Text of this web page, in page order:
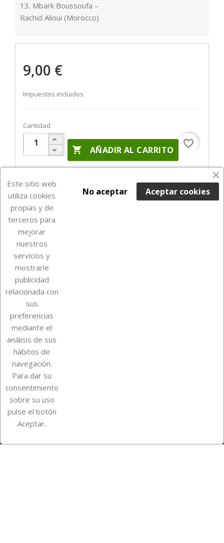
13. Mbark Boussoufa –
Rachid Alioui (Morocco)
9,00 €
Impuestos incluidos
Cantidad
 AÑADIR AL CARRITO
favorite_border

Su cuenta
Información de la tienda
InstagramTikTok
Este sitio web
utiliza cookies
propias y de
terceros para
mejorar
nuestros
servicios y
mostrarle
publicidad
relacionada con
sus
preferencias
mediante el
análisis de sus
hábitos de
navegación.
Para dar su
consentimiento
sobre su uso
pulse el botón
Aceptar.
Aceptar cookies
No aceptar